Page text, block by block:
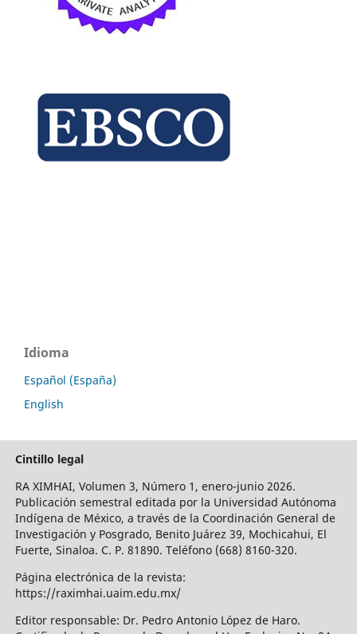
Idioma
Español (España)
English
Cintillo legal
RA XIMHAI, Volumen 3, Número 1, enero-junio 2026.
Publicación semestral editada por la Universidad Autónoma
Indígena de México, a través de la Coordinación General de
Investigación y Posgrado, Benito Juárez 39, Mochicahui, El
Fuerte, Sinaloa. C. P. 81890. Teléfono (668) 8160-320.
Página electrónica de la revista:
https://raximhai.uaim.edu.mx/
Editor responsable: Dr. Pedro Antonio López de Haro.